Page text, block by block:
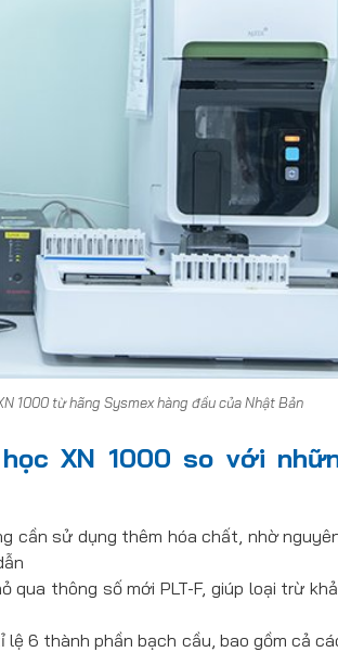
1000 từ hãng Sysmex hàng đầu của Nhật Bản
XN 1000 so với
cần sử dụng thêm hóa chất, nhờ
thông số mới PLT-F, giúp loại trừ
6 thành phần bạch cầu, bao gồm cả